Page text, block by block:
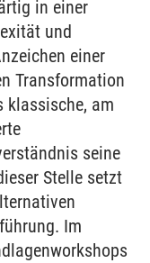
in einer
und
einer
Transformation
klassische, am
seine
Stelle setzt
Im